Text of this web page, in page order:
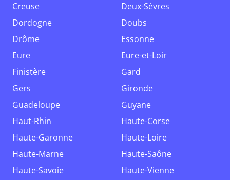
Creuse
Deux-Sèvres
Dordogne
Doubs
Drôme
Essonne
Eure
Eure-et-Loir
Finistère
Gard
Gers
Gironde
Guadeloupe
Guyane
Haut-Rhin
Haute-Corse
Haute-Garonne
Haute-Loire
Haute-Marne
Haute-Saône
Haute-Savoie
Haute-Vienne